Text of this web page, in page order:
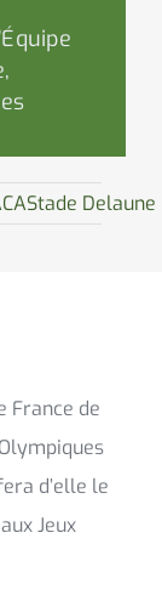
Stade
France de
d’elle le
Jeux